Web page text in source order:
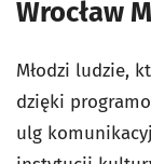
Wrocław
Młodzi ludzie,
dzięki
ulg